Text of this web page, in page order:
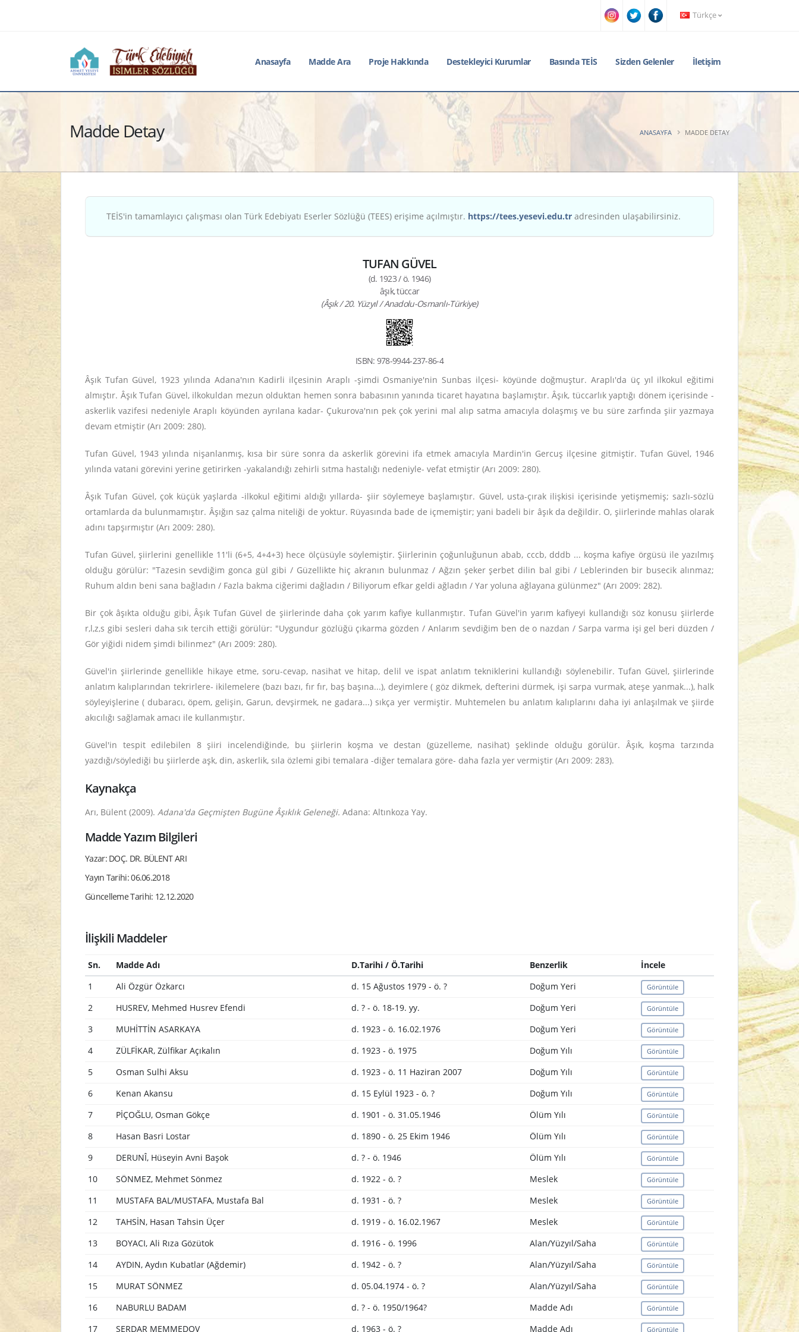
Türkçe
Anasayfa Madde Ara Proje Hakkında Destekleyici Kurumlar Basında TEİS Sizden Gelenler İletişim
Madde Detay ANASAYFA MADDE DETAY
TEİS'in tamamlayıcı çalışması olan Türk Edebiyatı Eserler Sözlüğü (TEES) erişime açılmıştır. https://tees.yesevi.edu.tr adresinden ulaşabilirsiniz.
TUFAN GÜVEL
(d. 1923 / ö. 1946)
âşık, tüccar
(Âşık / 20. Yüzyıl / Anadolu-Osmanlı-Türkiye)
ISBN: 978-9944-237-86-4
Âşık Tufan Güvel, 1923 yılında Adana'nın Kadirli ilçesinin Araplı -şimdi Osmaniye'nin Sunbas ilçesi- köyünde doğmuştur. Araplı'da üç yıl ilkokul eğitimi
almıştır. Âşık Tufan Güvel, ilkokuldan mezun olduktan hemen sonra babasının yanında ticaret hayatına başlamıştır. Âşık, tüccarlık yaptığı dönem içerisinde -
askerlik vazifesi nedeniyle Araplı köyünden ayrılana kadar- Çukurova'nın pek çok yerini mal alıp satma amacıyla dolaşmış ve bu süre zarfında şiir yazmaya
devam etmiştir (Arı 2009: 280).
Tufan Güvel, 1943 yılında nişanlanmış, kısa bir süre sonra da askerlik görevini ifa etmek amacıyla Mardin'in Gercuş ilçesine gitmiştir. Tufan Güvel, 1946
yılında vatani görevini yerine getirirken -yakalandığı zehirli sıtma hastalığı nedeniyle- vefat etmiştir (Arı 2009: 280).
Âşık Tufan Güvel, çok küçük yaşlarda -ilkokul eğitimi aldığı yıllarda- şiir söylemeye başlamıştır. Güvel, usta-çırak ilişkisi içerisinde yetişmemiş; sazlı-sözlü
ortamlarda da bulunmamıştır. Âşığın saz çalma niteliği de yoktur. Rüyasında bade de içmemiştir; yani badeli bir âşık da değildir. O, şiirlerinde mahlas olarak
adını tapşırmıştır (Arı 2009: 280).
Tufan Güvel, şiirlerini genellikle 11'li (6+5, 4+4+3) hece ölçüsüyle söylemiştir. Şiirlerinin çoğunluğunun abab, cccb, dddb ... koşma kafiye örgüsü ile yazılmış
olduğu görülür: "Tazesin sevdiğim gonca gül gibi / Güzellikte hiç akranın bulunmaz / Ağzın şeker şerbet dilin bal gibi / Leblerinden bir busecik alınmaz;
Ruhum aldın beni sana bağladın / Fazla bakma ciğerimi dağladın / Biliyorum efkar geldi ağladın / Yar yoluna ağlayana gülünmez" (Arı 2009: 282).
Bir çok âşıkta olduğu gibi, Âşık Tufan Güvel de şiirlerinde daha çok yarım kafiye kullanmıştır. Tufan Güvel'in yarım kafiyeyi kullandığı söz konusu şiirlerde
r,l,z,s gibi sesleri daha sık tercih ettiği görülür: "Uygundur gözlüğü çıkarma gözden / Anlarım sevdiğim ben de o nazdan / Sarpa varma işi gel beri düzden /
Gör yiğidi nidem şimdi bilinmez" (Arı 2009: 280).
Güvel'in şiirlerinde genellikle hikaye etme, soru-cevap, nasihat ve hitap, delil ve ispat anlatım tekniklerini kullandığı söylenebilir. Tufan Güvel, şiirlerinde
anlatım kalıplarından tekrirlere- ikilemelere (bazı bazı, fır fır, baş başına...), deyimlere ( göz dikmek, defterini dürmek, işi sarpa vurmak, ateşe yanmak...), halk
söyleyişlerine ( dubaracı, öpem, gelişin, Garun, devşirmek, ne gadara...) sıkça yer vermiştir. Muhtemelen bu anlatım kalıplarını daha iyi anlaşılmak ve şiirde
akıcılığı sağlamak amacı ile kullanmıştır.
Güvel'in tespit edilebilen 8 şiiri incelendiğinde, bu şiirlerin koşma ve destan (güzelleme, nasihat) şeklinde olduğu görülür. Âşık, koşma tarzında
yazdığı/söylediği bu şiirlerde aşk, din, askerlik, sıla özlemi gibi temalara -diğer temalara göre- daha fazla yer vermiştir (Arı 2009: 283).
Kaynakça
Arı, Bülent (2009). Adana'da Geçmişten Bugüne Âşıklık Geleneği. Adana: Altınkoza Yay.
Madde Yazım Bilgileri
Yazar: DOÇ. DR. BÜLENT ARI
Yayın Tarihi: 06.06.2018
Güncelleme Tarihi: 12.12.2020
İlişkili Maddeler
Sn. Madde Adı D.Tarihi / Ö.Tarihi Benzerlik
İncele
1
Ali Özgür Özkarcı d. 15 Ağustos 1979 - ö. ? Doğum Yeri Görüntüle
2 HUSREV, Mehmed Husrev Efendi d. ? - ö. 18-19. yy. Doğum Yeri Görüntüle
3 MUHİTTİN ASARKAYA d. 1923 - ö. 16.02.1976 Doğum Yeri Görüntüle
4 ZÜLFİKAR, Zülfikar Açıkalın d. 1923 - ö. 1975 Doğum Yılı Görüntüle
5 Osman Sulhi Aksu d. 1923 - ö. 11 Haziran 2007 Doğum Yılı Görüntüle
6 Kenan Akansu d. 15 Eylül 1923 - ö. ? Doğum Yılı Görüntüle
7 PİÇOĞLU, Osman Gökçe d. 1901 - ö. 31.05.1946 Ölüm Yılı Görüntüle
8 Hasan Basri Lostar d. 1890 - ö. 25 Ekim 1946 Ölüm Yılı Görüntüle
9 DERUNÎ, Hüseyin Avni Başok d. ? - ö. 1946 Ölüm Yılı Görüntüle
10 SÖNMEZ, Mehmet Sönmez d. 1922 - ö. ? Meslek Görüntüle
11 MUSTAFA BAL/MUSTAFA, Mustafa Bal d. 1931 - ö. ? Meslek Görüntüle
12 TAHSİN, Hasan Tahsin Üçer d. 1919 - ö. 16.02.1967 Meslek Görüntüle
13 BOYACI, Ali Rıza Gözütok d. 1916 - ö. 1996 Alan/Yüzyıl/Saha Görüntüle
14 AYDIN, Aydın Kubatlar (Ağdemir) d. 1942 - ö. ? Alan/Yüzyıl/Saha Görüntüle
15 MURAT SÖNMEZ d. 05.04.1974 - ö. ? Alan/Yüzyıl/Saha Görüntüle
16 NABURLU BADAM d. ? - ö. 1950/1964? Madde Adı Görüntüle
17 SERDAR MEMMEDOV d. 1963 - ö. ? Madde Adı Görüntüle